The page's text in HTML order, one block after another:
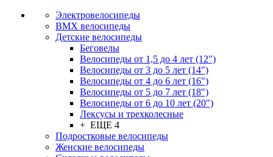
Электровелосипеды
BMX велосипеды
Детские велосипеды
Беговелы
Велосипеды от 1,5 до 4 лет (12")
Велосипеды от 3 до 5 лет (14")
Велосипеды от 4 до 6 лет (16")
Велосипеды от 5 до 7 лет (18")
Велосипеды от 6 до 10 лет (20")
Лексусы и трехколесные
+ ЕЩЕ 4
Подростковые велосипеды
Женские велосипеды